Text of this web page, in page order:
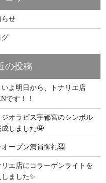
らせ
グ
いよ明日から、トナリエ店
です！！
ジオラピス宇都宮のシンボル
成しました🤩
オープン満員御礼🈵
リエ店にコラーゲンライトを
ました✨